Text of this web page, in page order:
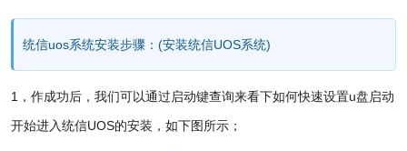
统信uos系统安装步骤：(安装统信UOS系统)
1，作成功后，我们可以通过启动键查询来看下如何快速设置u盘启动
开始进入统信UOS的安装，如下图所示；